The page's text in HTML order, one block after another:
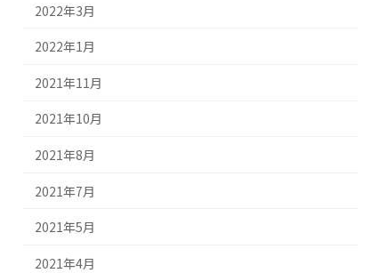
2022年3月
2022年1月
2021年11月
2021年10月
2021年8月
2021年7月
2021年5月
2021年4月